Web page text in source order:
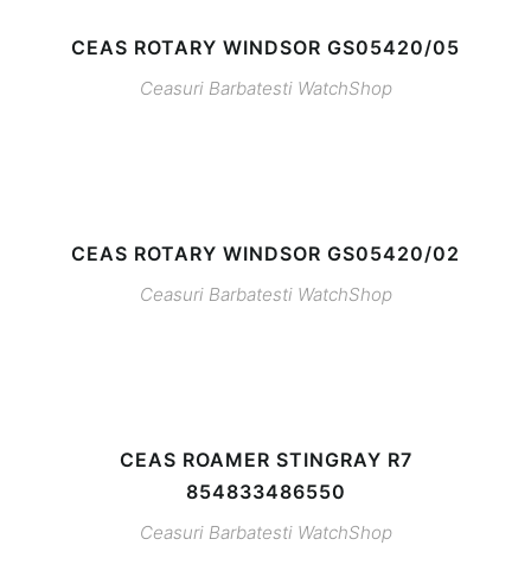
CEAS ROTARY WINDSOR GS05420/05
Ceasuri Barbatesti WatchShop
CEAS ROTARY WINDSOR GS05420/02
Ceasuri Barbatesti WatchShop
CEAS ROAMER STINGRAY R7
854833486550
Ceasuri Barbatesti WatchShop